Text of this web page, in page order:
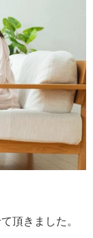
頂きました。